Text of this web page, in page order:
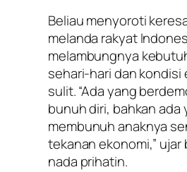
Beliau menyoroti
melanda rakyat
melambungnya
sehari-hari dan kondisi
sulit. “Ada yang
bunuh diri, bahkan ada
membunuh anaknya
tekanan ekonomi,”
nada prihatin.